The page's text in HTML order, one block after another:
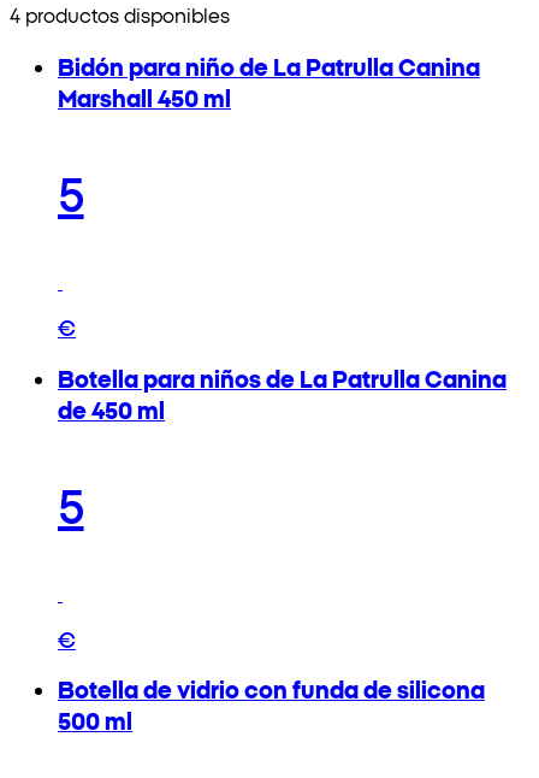
4 productos disponibles
Bidón para niño de La Patrulla Canina
Marshall 450 ml
5
€
Botella para niños de La Patrulla Canina
de 450 ml
5
€
Botella de vidrio con funda de silicona
500 ml